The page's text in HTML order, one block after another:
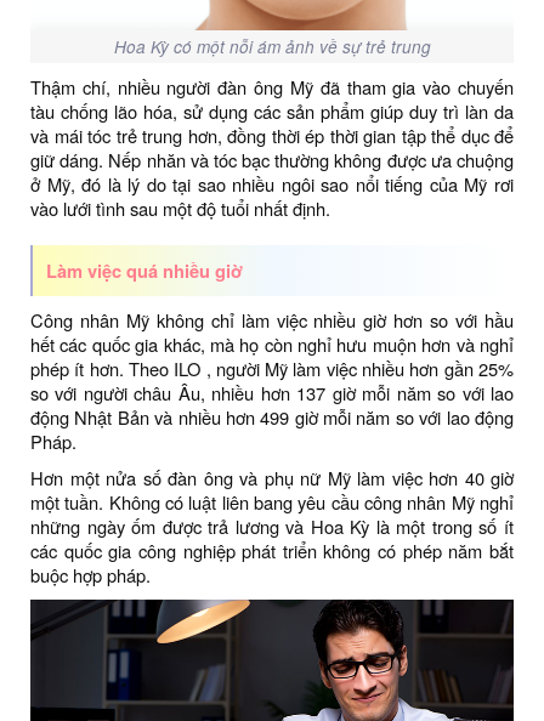
Hoa Kỳ có một nỗi ám ảnh về sự trẻ trung
Thậm chí, nhiều người đàn ông Mỹ đã tham gia vào chuyến
tàu chống lão hóa, sử dụng các sản phẩm giúp duy trì làn da
và mái tóc trẻ trung hơn, đồng thời ép thời gian tập thể dục để
giữ dáng. Nếp nhăn và tóc bạc thường không được ưa chuộng
ở Mỹ, đó là lý do tại sao nhiều ngôi sao nổi tiếng của Mỹ rơi
vào lưới tình sau một độ tuổi nhất định.
Làm việc quá nhiều giờ
Công nhân Mỹ không chỉ làm việc nhiều giờ hơn so với hầu
hết các quốc gia khác, mà họ còn nghỉ hưu muộn hơn và nghỉ
phép ít hơn. Theo ILO , người Mỹ làm việc nhiều hơn gần 25%
so với người châu Âu, nhiều hơn 137 giờ mỗi năm so với lao
động Nhật Bản và nhiều hơn 499 giờ mỗi năm so với lao động
Pháp.
Hơn một nửa số đàn ông và phụ nữ Mỹ làm việc hơn 40 giờ
một tuần. Không có luật liên bang yêu cầu công nhân Mỹ nghỉ
những ngày ốm được trả lương và Hoa Kỳ là một trong số ít
các quốc gia công nghiệp phát triển không có phép năm bắt
buộc hợp pháp.